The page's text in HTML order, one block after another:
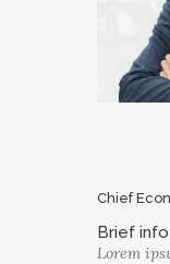
Chief
Brief info
Lorem